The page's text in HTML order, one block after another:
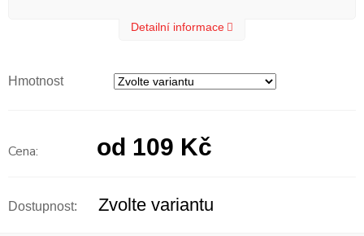
od 109 Kč
Zvolte variantu
Hmotnost
Detailní informace